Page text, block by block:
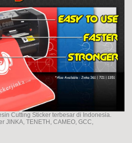
Cutting Sticker terbesar di Indonesia.
JINKA, TENETH, CAMEO, GCC,